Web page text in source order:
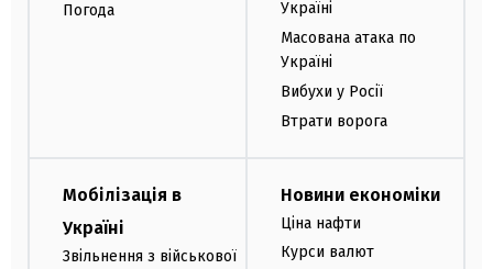
Погода
Україні
Масована атака по
Україні
Вибухи у Росії
Втрати ворога
Мобілізація в
Україні
Звільнення з військової
Новини економіки
Ціна нафти
Курси валют